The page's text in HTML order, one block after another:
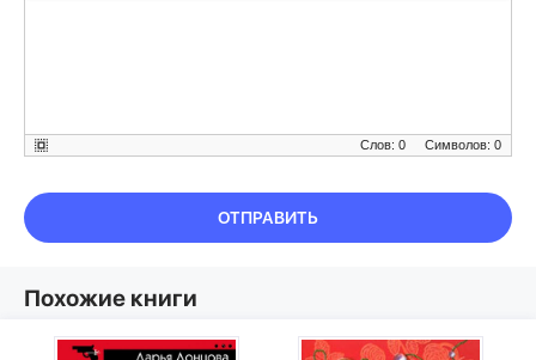
Символов: 0
Слов: 0
ОТПРАВИТЬ
Похожие книги